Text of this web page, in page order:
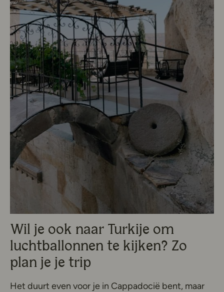
Wil je ook naar Turkije om
luchtballonnen te kijken? Zo
plan je je trip
Het duurt even voor je in Cappadocië bent, maar